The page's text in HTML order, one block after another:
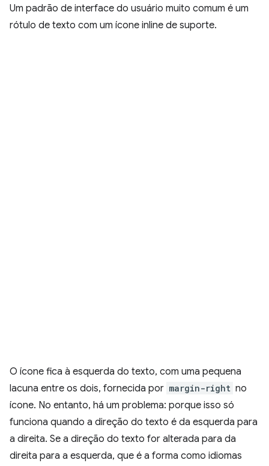
Um padrão de interface do usuário muito comum é um
rótulo de texto com um ícone inline de suporte.
O ícone fica à esquerda do texto, com uma pequena
lacuna entre os dois, fornecida por margin-right no
ícone. No entanto, há um problema: porque isso só
funciona quando a direção do texto é da esquerda para
a direita. Se a direção do texto for alterada para da
direita para a esquerda, que é a forma como idiomas